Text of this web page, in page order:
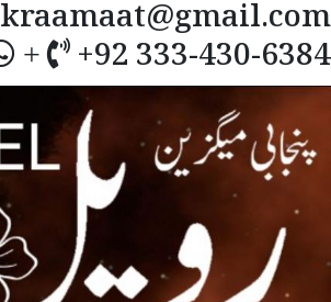
kraamaat@gmail.com
+ +92 333-430-6384